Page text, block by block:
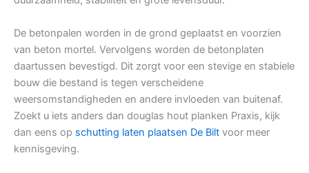
De betonpalen worden in de grond geplaatst en voorzien
van beton mortel. Vervolgens worden de betonplaten
daartussen bevestigd. Dit zorgt voor een stevige en stabiele
bouw die bestand is tegen verscheidene
weersomstandigheden en andere invloeden van buitenaf.
Zoekt u iets anders dan douglas hout planken Praxis, kijk
dan eens op schutting laten plaatsen De Bilt voor meer
kennisgeving.